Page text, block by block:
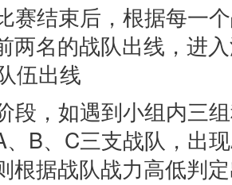
赛结束后，根据每一
两名的战队出线，进
伍出线
段，如遇到小组内三
B、C三支战队，出
根据战队战力高低判